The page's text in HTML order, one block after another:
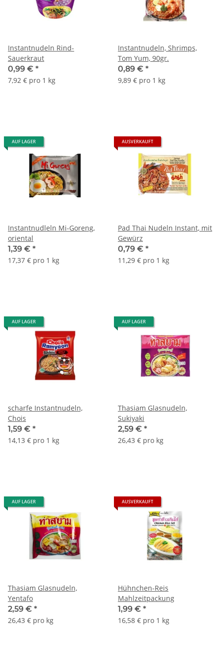
Instantnudeln Rind-
Sauerkraut
0,99 € *
7,92 € pro 1 kg
Instantnudeln, Shrimps,
Tom Yum, 90gr.
0,89 € *
9,89 € pro 1 kg
AUF LAGER
Instantnudleln Mi-Goreng,
oriental
1,39 € *
17,37 € pro 1 kg
AUSVERKAUFT
Pad Thai Nudeln Instant, mit
Gewürz
0,79 € *
11,29 € pro 1 kg
AUF LAGER
scharfe Instantnudeln,
Chois
1,59 € *
14,13 € pro 1 kg
AUF LAGER
Thasiam Glasnudeln,
Sukiyaki
2,59 € *
26,43 € pro kg
AUF LAGER
Thasiam Glasnudeln,
Yentafo
2,59 € *
26,43 € pro kg
AUSVERKAUFT
Hühnchen-Reis
Mahlzeitpackung
1,99 € *
16,58 € pro 1 kg